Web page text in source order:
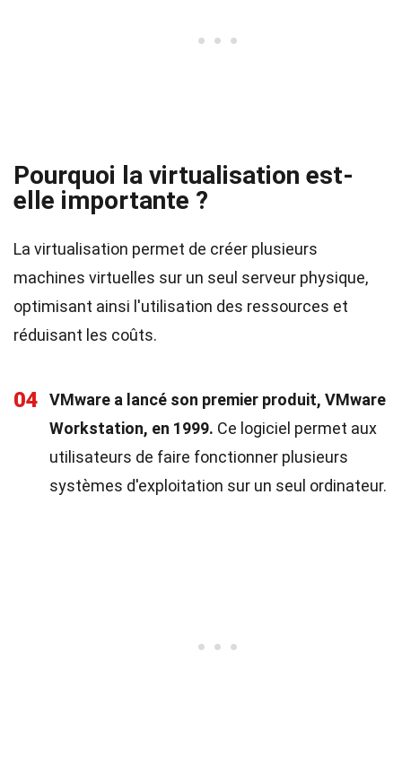
Pourquoi la virtualisation est-
elle importante ?
La virtualisation permet de créer plusieurs
machines virtuelles sur un seul serveur physique,
optimisant ainsi l'utilisation des ressources et
réduisant les coûts.
04
VMware a lancé son premier produit, VMware
Workstation, en 1999. Ce logiciel permet aux
utilisateurs de faire fonctionner plusieurs
systèmes d'exploitation sur un seul ordinateur.